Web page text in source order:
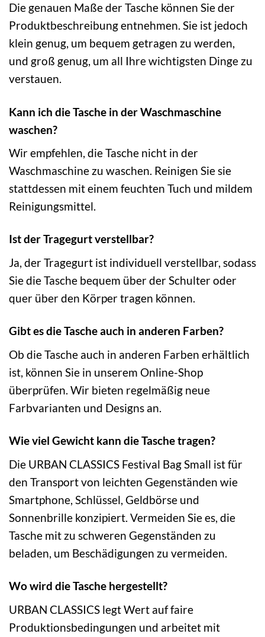
Die genauen Maße der Tasche können Sie der
Produktbeschreibung entnehmen. Sie ist jedoch
klein genug, um bequem getragen zu werden,
und groß genug, um all Ihre wichtigsten Dinge zu
verstauen.
Kann ich die Tasche in der Waschmaschine
waschen?
Wir empfehlen, die Tasche nicht in der
Waschmaschine zu waschen. Reinigen Sie sie
stattdessen mit einem feuchten Tuch und mildem
Reinigungsmittel.
Ist der Tragegurt verstellbar?
Ja, der Tragegurt ist individuell verstellbar, sodass
Sie die Tasche bequem über der Schulter oder
quer über den Körper tragen können.
Gibt es die Tasche auch in anderen Farben?
Ob die Tasche auch in anderen Farben erhältlich
ist, können Sie in unserem Online-Shop
überprüfen. Wir bieten regelmäßig neue
Farbvarianten und Designs an.
Wie viel Gewicht kann die Tasche tragen?
Die URBAN CLASSICS Festival Bag Small ist für
den Transport von leichten Gegenständen wie
Smartphone, Schlüssel, Geldbörse und
Sonnenbrille konzipiert. Vermeiden Sie es, die
Tasche mit zu schweren Gegenständen zu
beladen, um Beschädigungen zu vermeiden.
Wo wird die Tasche hergestellt?
URBAN CLASSICS legt Wert auf faire
Produktionsbedingungen und arbeitet mit